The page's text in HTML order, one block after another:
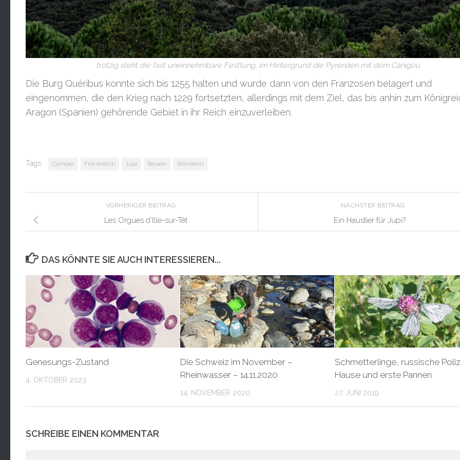
trotzig steht die fast uneinnehmbare Festtung, im Hintergrund die Pyrenäen mit dem Canigou
Die Burg Quéribus konnte sich bis 1255 halten und wurde dann von den Franzosen belagert und
eingenommen, die den Krieg nach 1229 fortsetzten, allerdings mit dem Ziel, das bis anhin zum
Aragon (Spanien) gehörende Gebiet in ihr Reich einzuverleiben.
Tags: Camper Frankreich Jupi Reisen Wandern
NÄCHSTER BEITRAG
Ein Haustier für Jupi?
VORHERIGER BEITRAG
Les Orgues d’Ille-sur-Têt
DAS KÖNNTE SIE AUCH INTERESSIEREN...
Genesungs-Zustand
4. OKTOBER 2023
Die Schweiz im November –
Rheinwasser – 14.11.2020
14. NOVEMBER 2020
Schmetterlinge, russische
Hause und erste Pannen
27. JUNI 2019
SCHREIBE EINEN KOMMENTAR